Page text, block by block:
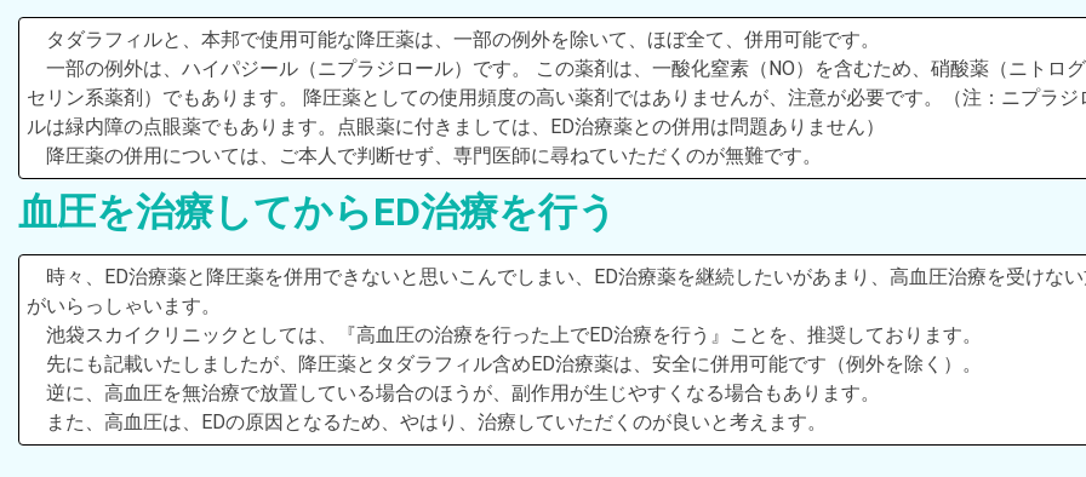
タダラフィルと、本邦で使用可能な降圧薬は、一部の例外を除いて、ほぼ全て、併用可能です。
一部の例外は、ハイパジール（ニプラジロール）です。 この薬剤は、一酸化窒素（NO）を含むため、硝酸薬（ニトログ
セリン系薬剤）でもあります。 降圧薬としての使用頻度の高い薬剤ではありませんが、注意が必要です。（注：ニプラジ
ルは緑内障の点眼薬でもあります。点眼薬に付きましては、ED治療薬との併用は問題ありません）
降圧薬の併用については、ご本人で判断せず、専門医師に尋ねていただくのが無難です。
血圧を治療してからED治療を行う
時々、ED治療薬と降圧薬を併用できないと思いこんでしまい、ED治療薬を継続したいがあまり、高血圧治療を受けな
がいらっしゃいます。
池袋スカイクリニックとしては、『高血圧の治療を行った上でED治療を行う』ことを、推奨しております。
先にも記載いたしましたが、降圧薬とタダラフィル含めED治療薬は、安全に併用可能です（例外を除く）。
逆に、高血圧を無治療で放置している場合のほうが、副作用が生じやすくなる場合もあります。
また、高血圧は、EDの原因となるため、やはり、治療していただくのが良いと考えます。